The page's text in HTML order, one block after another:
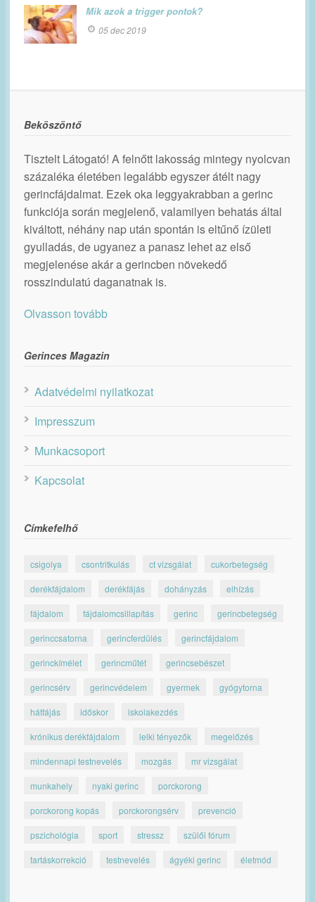
Mik azok a trigger pontok?
05 dec 2019
Beköszöntő
Tisztelt Látogató! A felnőtt lakosság mintegy nyolcvan
százaléka életében legalább egyszer átélt nagy
gerincfájdalmat. Ezek oka leggyakrabban a gerinc
funkciója során megjelenő, valamilyen behatás által
kiváltott, néhány nap után spontán is eltűnő ízületi
gyulladás, de ugyanez a panasz lehet az első
megjelenése akár a gerincben növekedő
rosszindulatú daganatnak is.
Olvasson tovább
Gerinces Magazin
Adatvédelmi nyilatkozat
Impresszum
Munkacsoport
Kapcsolat
Címkefelhő
csigolya csontritkulás ct vizsgálat cukorbetegség
derékfájdalom derékfájás dohányzás elhízás
fájdalom fájdalomcsillapítás gerinc gerincbetegség
gerinccsatorna gerincferdülés gerincfájdalom
gerinckímélet gerincműtét gerincsebészet
gerincsérv gerincvédelem gyermek gyógytorna
hátfájás időskor iskolakezdés
krónikus derékfájdalom lelki tényezők megelőzés
mindennapi testnevelés mozgás mr vizsgálat
munkahely nyaki gerinc porckorong
porckorong kopás porckorongsérv prevenció
pszichológia sport stressz szülői fórum
tartáskorrekció testnevelés ágyéki gerinc életmód